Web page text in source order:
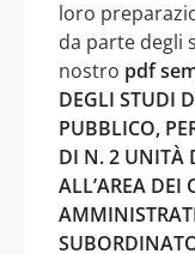
loro
da parte degli
nostro pdf
DEGLI STUDI
PUBBLICO,
DI N. 2 UNITÀ
ALL’AREA DEI